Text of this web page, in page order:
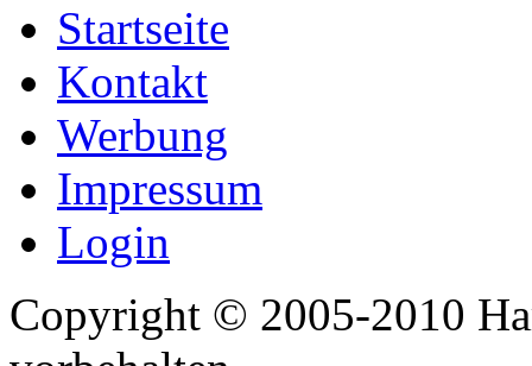
Startseite
Kontakt
Werbung
Impressum
Login
Copyright © 2005-2010